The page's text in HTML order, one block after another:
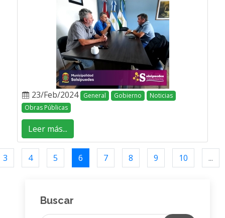
23/Feb/2024 General Gobierno
Noticias
Obras Públicas
Leer más...
3 4 5 6 7 8 9 10 ...
Buscar